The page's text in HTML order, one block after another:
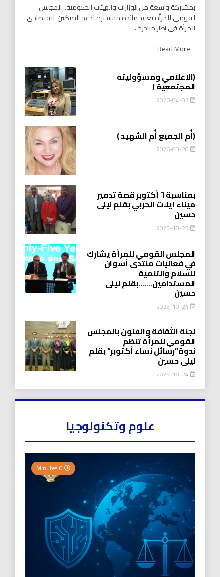
بمشاركة واسعة من الوزارات والهيئات الحكومية.. المجلس
القومي للمرأة يعقد مائدة مستديرة لدعم التمكين الاقتصادي
للمرأة في إطار مبادرة...
Read More
(الاعلامي ومسؤوليته
المجتمعية )
2026-04-07
(أُم الجميع أُم الشهيد )
2026-03-20
بمناسبة ٦ أكتوبر قصة تدمير
ميناء ايلات الحربي بقلم ليلى
حسين
2025-10-25
المجلس القومي للمرأة يشارك
في فعاليات منتدى أسوان
للسلام والتنمية
المستدامين…….بقلم ليلى
حسين
2025-10-24
لجنة الثقافة والفنون بالمجلس
القومي للمرأة تنظم
ندوة”رسائل نساء أكتوبر” بقلم
ليلى حسين
2025-10-24
علوم وتكنولوجيا